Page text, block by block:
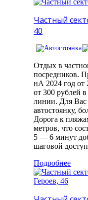
Частный
40
Отдых в
посредников.
нА 2024 год от
от 300 рублей
линии. Для Вас
автостоянку,
Дорога к
метров, что
5 — 6 минут
шаговой
Подробнее